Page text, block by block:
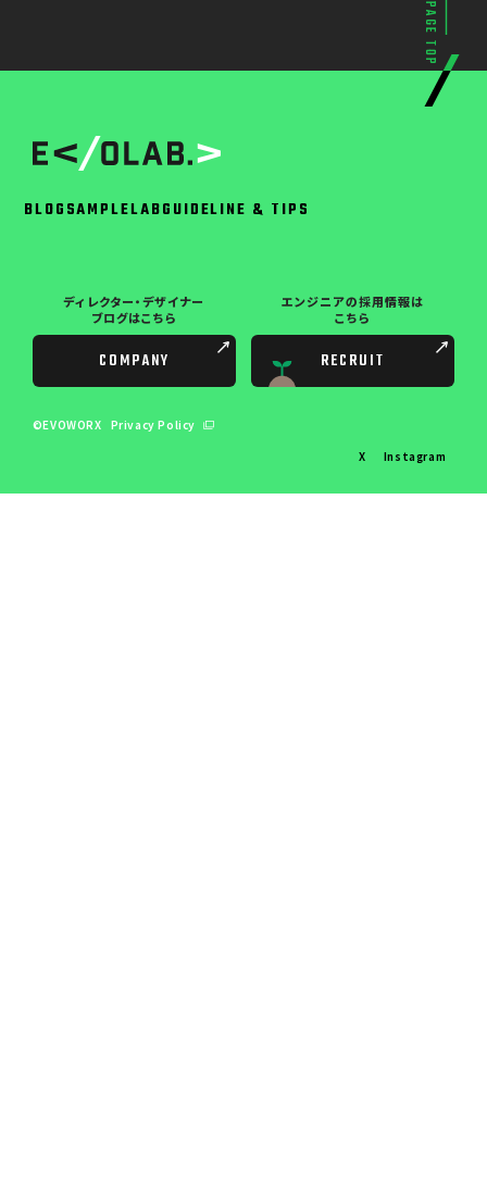
PAGE TOP
BLOGSAMPLELABGUIDELINE & TIPS
©EVOWORX Privacy Policy
ディレクター・デザイナー
ブログはこちら
COMPANY
エンジニアの採用情報は
こちら
RECRUIT
X Instagram